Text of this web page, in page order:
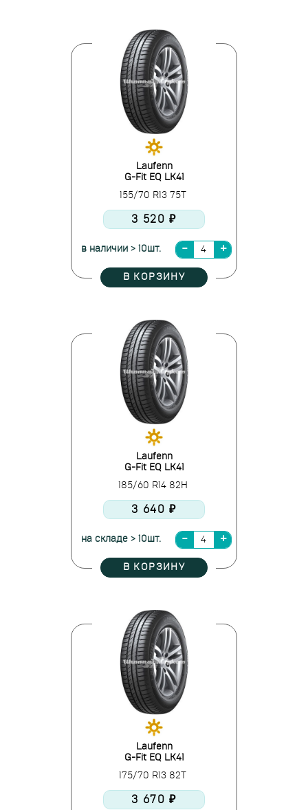
Laufenn
G-Fit EQ LK41
155/70 R13 75T
3 520 ₽
в наличии > 10шт.
В КОРЗИНУ
Laufenn
G-Fit EQ LK41
185/60 R14 82H
3 640 ₽
на складе > 10шт.
В КОРЗИНУ
Laufenn
G-Fit EQ LK41
175/70 R13 82T
3 670 ₽